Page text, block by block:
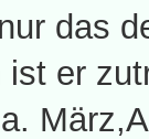
das
ist er